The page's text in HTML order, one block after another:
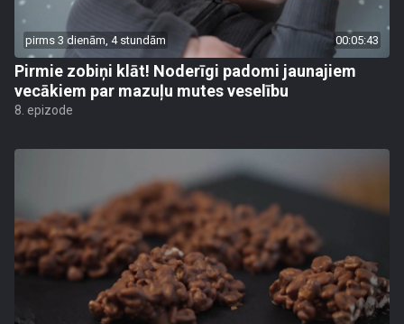
pirms 3 dienām, 4 stundām 00:05:43
Pirmie zobiņi klāt! Noderīgi padomi jaunajiem
vecākiem par mazuļu mutes veselību
8. epizode